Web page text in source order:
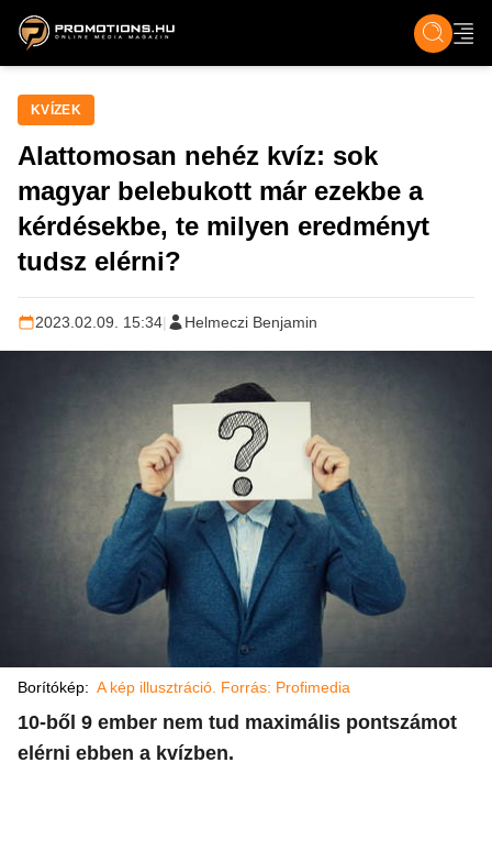
ZENE, FILM & KULT ÉLET TECH &
KVÍZEK
Alattomosan nehéz kvíz: sok
magyar belebukott már ezekbe a
kérdésekbe, te milyen eredményt
tudsz elérni?
2023.02.09. 15:34| Helmeczi Benjamin
Borítókép: A kép illusztráció. Forrás: Profimedia
10-ből 9 ember nem tud maximális pontszámot
elérni ebben a kvízben.